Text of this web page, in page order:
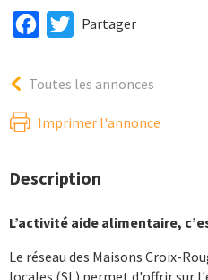
FacebookTwitter
Partager
Toutes les annonces
Imprimer l'annonce
Description
L’activité aide alimentaire,
Le réseau des Maisons Croix-